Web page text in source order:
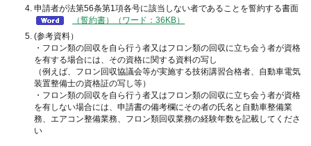
申請者が法第56条第1項各号に該当しない者であることを誓約する書面
（誓約書）（ワード：36KB）
(参考資料）
・フロン類の回収を自ら行う者又はフロン類の回収に立ち会う者が資格
を有する場合には、その資格に関する資料の写し
（例えば、フロン回収協議会等が実施する技術講習合格者、自動車電気
装置整備士の資格証の写し等）
・フロン類の回収を自ら行う者又はフロン類の回収に立ち会う者が資格
を有しない場合には、申請書の備考欄にその者の氏名と自動車整備業
務、エアコン整備業務、フロン類回収業務の経験年数を記載してくださ
い